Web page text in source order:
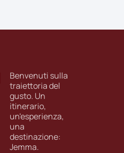
Benvenuti sulla
traiettoria del
gusto. Un
itinerario,
un'esperienza,
una
destinazione:
Jemma.